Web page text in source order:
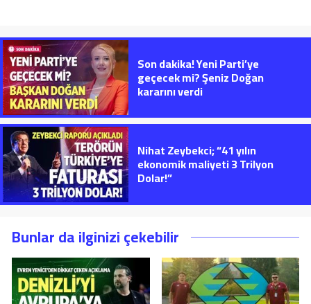
Son dakika! Yeni Parti’ye
geçecek mi? Şeniz Doğan
kararını verdi
Nihat Zeybekci; “41 yılın
ekonomik maliyeti 3 Trilyon
Dolar!”
Bunlar da ilginizi çekebilir